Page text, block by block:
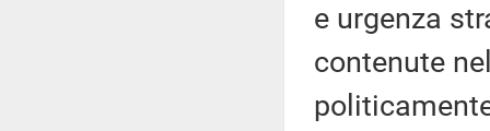
e urgenza
contenute